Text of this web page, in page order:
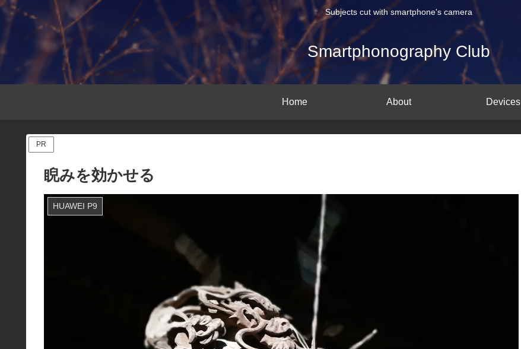
Subjects cut with smartphone's camera
Smartphonography Club
Home About Devices
PR
睨みを効かせる
HUAWEI P9